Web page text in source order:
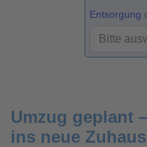
Entsorgung
Umzug geplant
ins neue